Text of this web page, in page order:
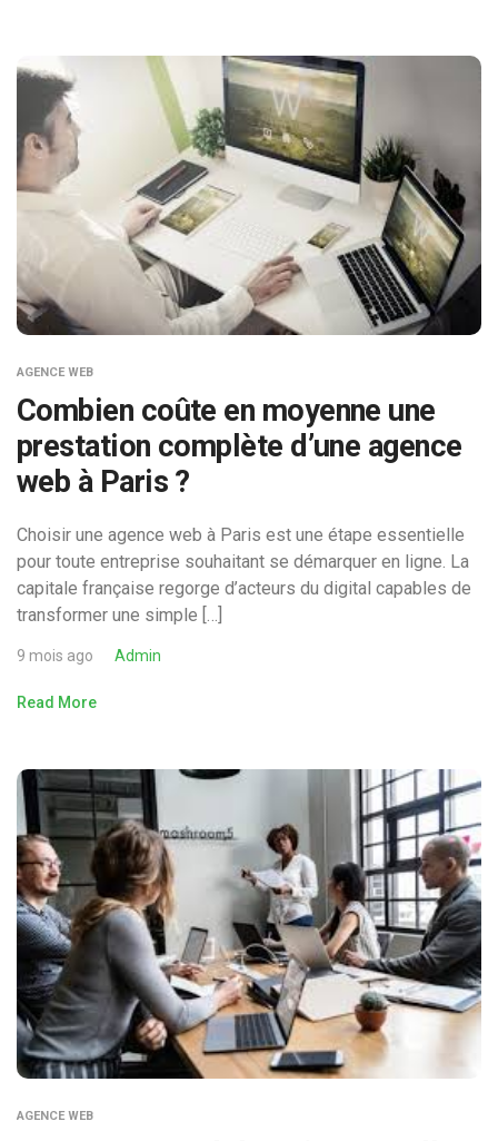
AGENCE WEB
Combien coûte en moyenne une
prestation complète d’une agence
web à Paris ?
Choisir une agence web à Paris est une étape essentielle
pour toute entreprise souhaitant se démarquer en ligne. La
capitale française regorge d’acteurs du digital capables de
transformer une simple […]
9 mois ago Admin
Read More
AGENCE WEB